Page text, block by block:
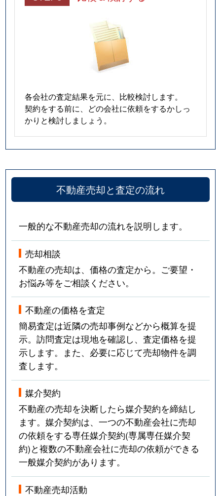
各会社の査定結果を元に、比較検討します。
契約をする前に、どの会社に依頼をするかしっ
かりと検討しましょう。
不動産売却と査定の流れ
一般的な不動産売却の流れを説明します。
売却相談
不動産の売却は、価格の査定から。ご要望・
お悩み等をご相談ください。
不動産の価格を査定
簡易査定は近隣の売却事例などから概算を提
示。訪問査定は現地を確認し、査定価格を提
示します。また、必要に応じて売却物件を調
査します。
媒介契約
不動産の売却を決断したら媒介契約を締結し
ます。媒介契約は、一つの不動産会社に売却
の依頼をする専任媒介契約(専属専任媒介契
約)と複数の不動産会社に売却の依頼ができる
一般媒介契約があります。
不動産売却活動